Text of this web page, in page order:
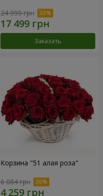
24 999 грн
Заказать
Корзина "51 алая роза"
6 084 грн